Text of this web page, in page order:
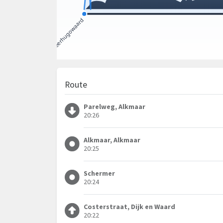
Route
Parelweg, Alkmaar
20:26
Alkmaar, Alkmaar
20:25
Schermer
20:24
Costerstraat, Dijk en Waard
20:22